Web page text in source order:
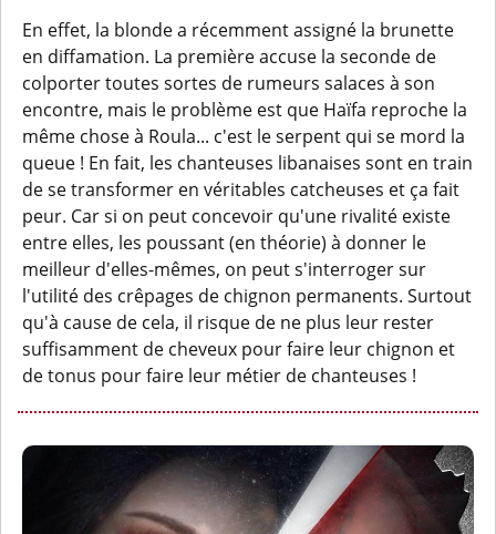
En effet, la blonde a récemment assigné la brunette
en diffamation. La première accuse la seconde de
colporter toutes sortes de rumeurs salaces à son
encontre, mais le problème est que Haïfa reproche la
même chose à Roula... c'est le serpent qui se mord la
queue ! En fait, les chanteuses libanaises sont en train
de se transformer en véritables catcheuses et ça fait
peur. Car si on peut concevoir qu'une rivalité existe
entre elles, les poussant (en théorie) à donner le
meilleur d'elles-mêmes, on peut s'interroger sur
l'utilité des crêpages de chignon permanents. Surtout
qu'à cause de cela, il risque de ne plus leur rester
suffisamment de cheveux pour faire leur chignon et
de tonus pour faire leur métier de chanteuses !